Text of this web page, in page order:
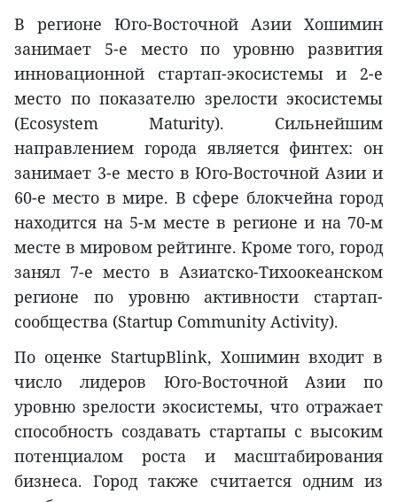
В регионе Юго-Восточной Азии Хошимин
занимает 5-е место по уровню развития
инновационной стартап-экосистемы и 2-е
место по показателю зрелости экосистемы
(Ecosystem Maturity). Сильнейшим
направлением города является финтех: он
занимает 3-е место в Юго-Восточной Азии и
60-е место в мире. В сфере блокчейна город
находится на 5-м месте в регионе и на 70-м
месте в мировом рейтинге. Кроме того, город
занял 7-е место в Азиатско-Тихоокеанском
регионе по уровню активности стартап-
сообщества (Startup Community Activity).
По оценке StartupBlink, Хошимин входит в
число лидеров Юго-Восточной Азии по
уровню зрелости экосистемы, что отражает
способность создавать стартапы с высоким
потенциалом роста и масштабирования
бизнеса. Город также считается одним из